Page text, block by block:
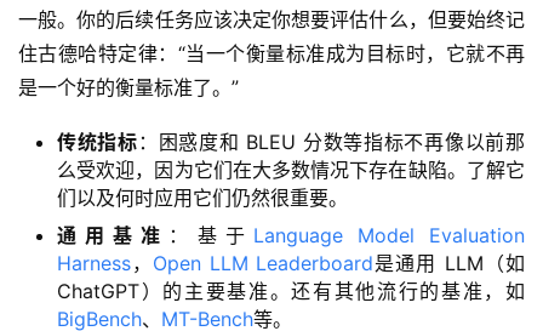
一般。你的后续任务应该决定你想要评估什么，但要始终记
住古德哈特定律：“当一个衡量标准成为目标时，它就不再
是一个好的衡量标准了。”
传统指标 ：困惑度和 BLEU 分数等指标不再像以前那
么受欢迎，因为它们在大多数情况下存在缺陷。了解它
们以及何时应用它们仍然很重要。
通用基准 ：基于 Language Model Evaluation
Harness， Open LLM Leaderboard是通用 LLM（如
ChatGPT）的主要基准。还有其他流行的基准，如
BigBench、 MT-Bench等。